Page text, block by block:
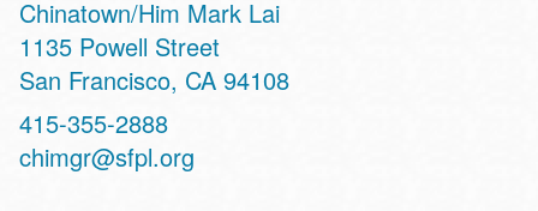
Chinatown/Him Mark Lai
Address
1135 Powell Street
San Francisco, CA 94108
Contact
Telephone
415-355-2888
chimgr@sfpl.org